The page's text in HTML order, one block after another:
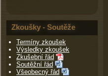
Zkoušky - Soutěže
Termíny zkoušek
Výsledky zkoušek
Zkušební řád
Soutěžní řád
Všeobecný řád